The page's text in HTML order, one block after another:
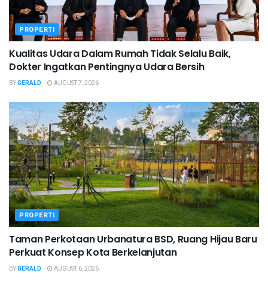
PROPERTI
Kualitas Udara Dalam Rumah Tidak Selalu Baik,
Dokter Ingatkan Pentingnya Udara Bersih
BYGERALD AUGUST 7, 2026
PROPERTI
Taman Perkotaan Urbanatura BSD, Ruang Hijau Baru
Perkuat Konsep Kota Berkelanjutan
BYGERALD AUGUST 6, 2026